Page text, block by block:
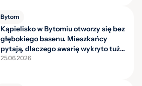
Bytom
Kąpielisko w Bytomiu otworzy się bez
głębokiego basenu. Mieszkańcy
pytają, dlaczego awarię wykryto tuż
przed sezonem
25.06.2026